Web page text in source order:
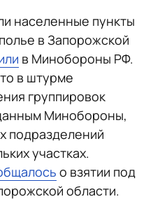
населенные пункты
в Запорожской
в Минобороны РФ.
в штурме
группировок
Минобороны,
подразделений
участках.
о взятии под
области.